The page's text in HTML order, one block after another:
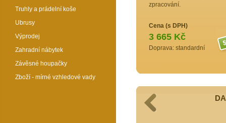
zpracování.
Cena (s DPH)
3 665 Kč
Doprava: standardní
Truhly a prádelní koše
Ubrusy
Výprodej
Zahradní nábytek
Závěsné houpačky
Zboží - mírné vzhledové vady